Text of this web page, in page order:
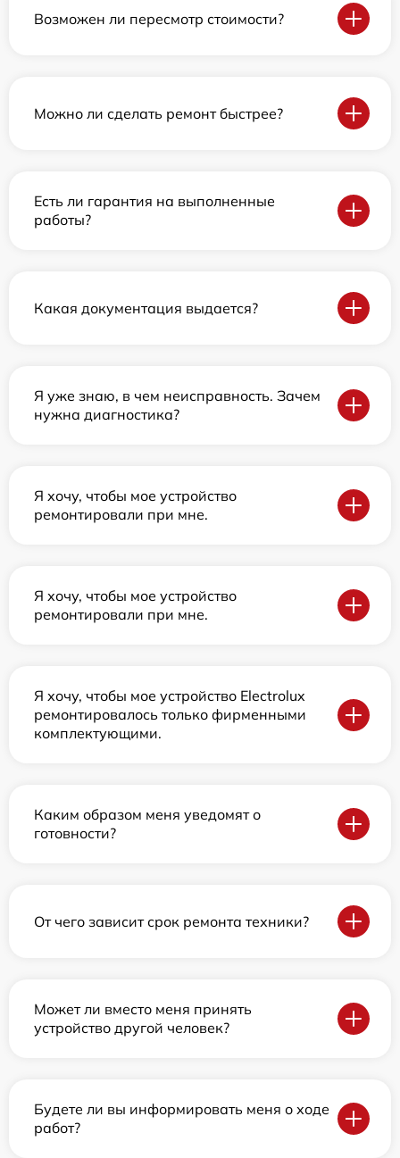
Возможен ли пересмотр стоимости?
Можно ли сделать ремонт быстрее?
Есть ли гарантия на выполненные
работы?
Какая документация выдается?
Я уже знаю, в чем неисправность. Зачем
нужна диагностика?
Я хочу, чтобы мое устройство
ремонтировали при мне.
Я хочу, чтобы мое устройство
ремонтировали при мне.
Я хочу, чтобы мое устройство Electrolux
ремонтировалось только фирменными
комплектующими.
Каким образом меня уведомят о
готовности?
От чего зависит срок ремонта техники?
Может ли вместо меня принять
устройство другой человек?
Будете ли вы информировать меня о ходе
работ?